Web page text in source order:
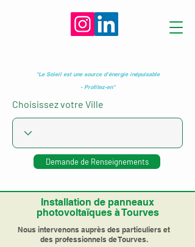
"Le Soleil est une source d’énergie inépuisable
- Profitez-en"
Choisissez votre Ville
Demande de Renseignements
Installation de panneaux
photovoltaïques à Tourves
Nous intervenons auprès des particuliers et
des professionnels de Tourves.